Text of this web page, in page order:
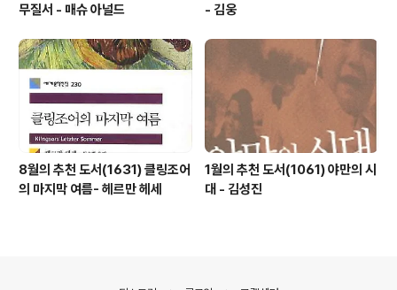
무질서 - 매슈 아널드
- 김웅
8월의 추천 도서(1631) 클링조어
의 마지막 여름- 헤르만 헤세
1월의 추천 도서(1061) 야만의 시
대 - 김성진